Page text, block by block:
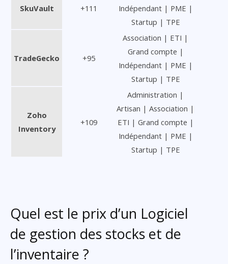
SkuVault +111
Indépendant | PME |
Startup | TPE
TradeGecko +95
Association | ETI |
Grand compte |
Indépendant | PME |
Startup | TPE
Zoho
Inventory
+109
Administration |
Artisan | Association |
ETI | Grand compte |
Indépendant | PME |
Startup | TPE
Quel est le prix d’un Logiciel
de gestion des stocks et de
l’inventaire ?